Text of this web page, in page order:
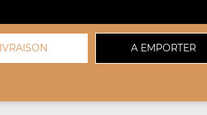
A EMPORTER